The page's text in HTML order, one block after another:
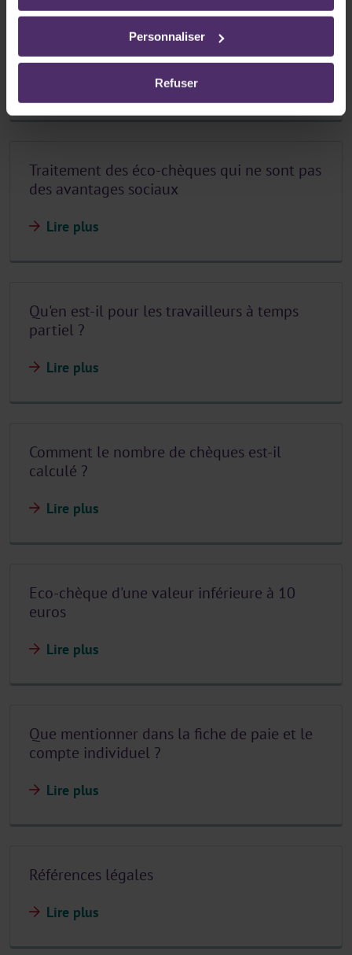
d’utilisation des cookies
Personnaliser
Refuser
Traitement fiscal des éco-chèques
Traitement des éco-chèques qui ne sont pas
des avantages sociaux
Lire plus
Qu'en est-il pour les travailleurs à temps
partiel ?
Lire plus
Comment le nombre de chèques est-il
calculé ?
Lire plus
Eco-chèque d'une valeur inférieure à 10
euros
Lire plus
Que mentionner dans la fiche de paie et le
compte individuel ?
Lire plus
Références légales
Lire plus